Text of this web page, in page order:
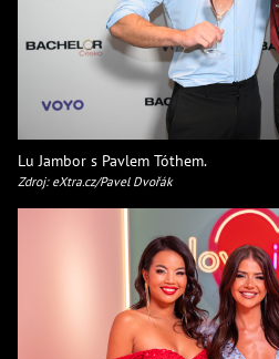
Lu Jambor s Pavlem Tóthem.
Zdroj: eXtra.cz/Pavel Dvořák